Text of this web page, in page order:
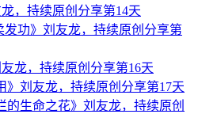
，持续原创分享第14天
发功》刘友龙，持续原创分享第
龙，持续原创分享第16天
》刘友龙，持续原创分享第17天
的生命之花》刘友龙，持续原创